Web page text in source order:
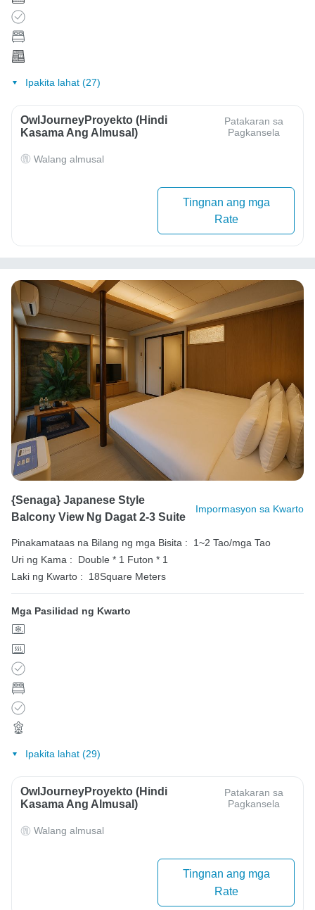
Ipakita lahat (27)
OwlJourneyProyekto (Hindi
Kasama Ang Almusal)
Patakaran sa
Pagkansela
Walang almusal
Tingnan ang mga
Rate
{Senaga} Japanese Style
Balcony View Ng Dagat 2-3 Suite
Impormasyon sa Kwarto
Pinakamataas na Bilang ng mga Bisita :
1~2 Tao/mga Tao
Uri ng Kama :
Double * 1 Futon * 1
Laki ng Kwarto :
18Square Meters
Mga Pasilidad ng Kwarto
Ipakita lahat (29)
OwlJourneyProyekto (Hindi
Kasama Ang Almusal)
Patakaran sa
Pagkansela
Walang almusal
Tingnan ang mga
Rate